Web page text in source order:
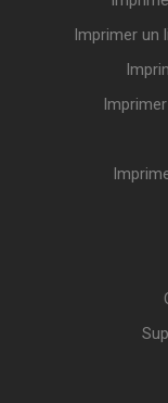
Imprimer un